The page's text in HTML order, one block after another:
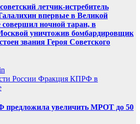
летчик-истребитель
впервые в Великой
совершил ночной таран, в
уничтожив бомбардировщик
звания Героя Советского
России Фракция КПРФ в
увеличить МРОТ до 50